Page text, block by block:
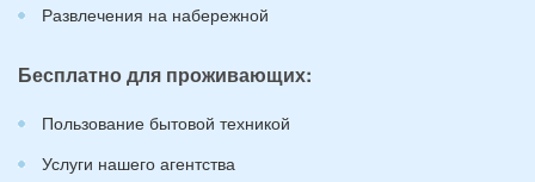
Развлечения на набережной
Бесплатно для проживающих:
Пользование бытовой техникой
Услуги нашего агентства